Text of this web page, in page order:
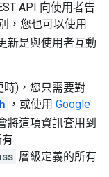
API 向使用者告
，您也可以使用
新是與使用者互動
時)，您只需要對
，或使用 Google
將這項資訊套用到
層級定義的所有